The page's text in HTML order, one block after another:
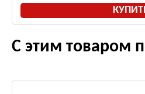
С этим товаром